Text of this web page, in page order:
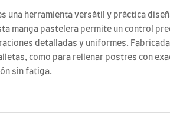
una herramienta versátil y práctica
manga pastelera permite un control
detalladas y uniformes.
como para rellenar postres con
sin fatiga.